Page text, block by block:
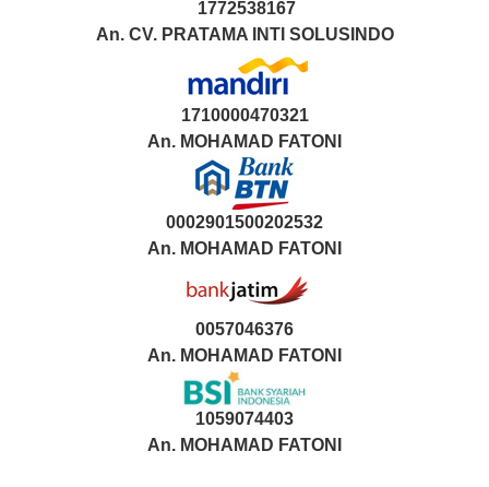
1772538167
An. CV. PRATAMA INTI SOLUSINDO
1710000470321
An. MOHAMAD FATONI
0002901500202532
An. MOHAMAD FATONI
0057046376
An. MOHAMAD FATONI
1059074403
An. MOHAMAD FATONI